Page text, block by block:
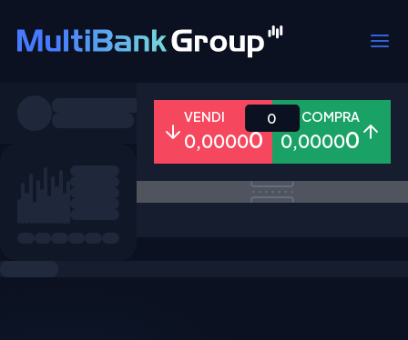
Tutti Forex Metalli Azioni
VENDI
0,00000
COMPRA
0,00000
0